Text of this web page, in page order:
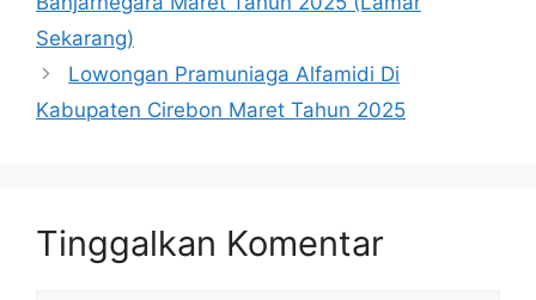
Sekarang)
Lowongan Pramuniaga Alfamidi Di
Kabupaten Cirebon Maret Tahun 2025
Tinggalkan Komentar